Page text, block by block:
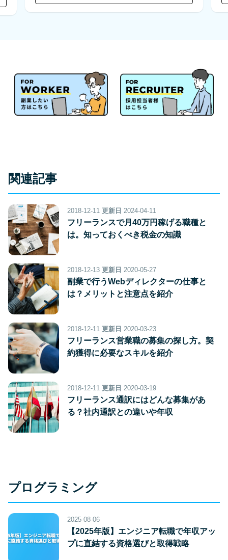
関連記事
2018-12-11 更新日 2024-04-11
フリーランスで月40万円稼げる職種と
は。知っておくべき税金の知識
2018-12-13 更新日 2020-05-27
副業で行うWebディレクターの仕事と
は？メリットと注意点を紹介
2018-12-11 更新日 2020-03-23
フリーランス営業職の募集の探し方。契
約獲得に必要なスキルを紹介
2018-12-11 更新日 2020-03-19
フリーランス通訳にはどんな募集があ
る？社内通訳との違いや年収
プログラミング
2025-08-06
【2025年版】エンジニア転職で年収アッ
プに直結する資格選びと取得戦略